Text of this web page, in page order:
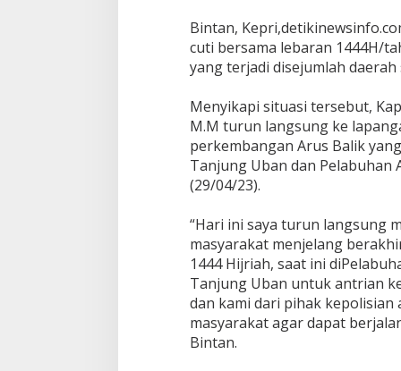
b
u
h
a
K
p
o
B
i
n
a
n
Bintan,
cuti bersama lebaran 1444H/
yang terjadi disejumlah
Menyikapi situasi tersebut,
M.M turun langsung ke
perkembangan Arus Balik
Tanjung Uban dan Pelabuhan
(29/04/23).
“Hari ini saya turun langsung
masyarakat menjelang
1444 Hijriah, saat ini
Tanjung Uban untuk antrian
dan kami dari pihak
masyarakat agar dapat
Bintan.